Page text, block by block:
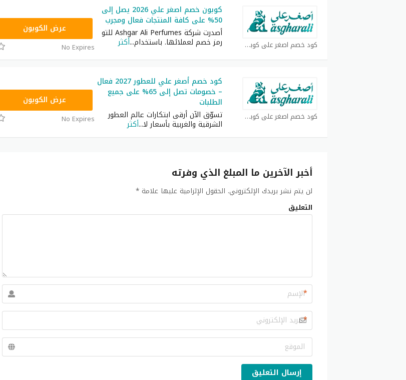
كود خصم اصغر علي كوبون
كوبون خصم اصغر علي 2026 يصل إلى
50% على كافة المنتجات فعال ومجرب
أصدرت شركة Ashgar Ali Perfumes للتو
رمز خصم لعملائها. باستخدام...أكثر
عرض الكوبون
No Expires
كود خصم اصغر علي كوبون
كود خصم أصغر علي للعطور 2027 فعال
– خصومات تصل إلى 65% على جميع
الطلبات
تسوّق الآن أرقى ابتكارات عالم العطور
الشرقية والغربية بأسعار لا...أكثر
عرض الكوبون
No Expires
أخبر الآخرين ما المبلغ الذي وفرته
لن يتم نشر بريدك الإلكتروني. الحقول الإلزامية عليها علامة *
التعليق
*
*
إرسال التعليق